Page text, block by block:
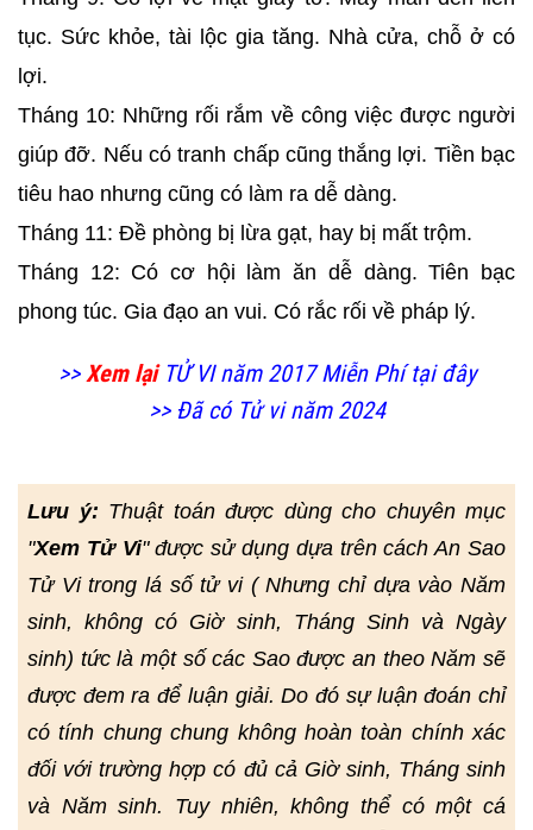
tục. Sức khỏe, tài lộc gia tăng. Nhà cửa, chỗ ở có
lợi.
Tháng 10: Những rối rắm về công việc được người
giúp đỡ. Nếu có tranh chấp cũng thắng lợi. Tiền bạc
tiêu hao nhưng cũng có làm ra dễ dàng.
Tháng 11: Đề phòng bị lừa gạt, hay bị mất trộm.
Tháng 12: Có cơ hội làm ăn dễ dàng. Tiên bạc
phong túc. Gia đạo an vui. Có rắc rối về pháp lý.
>>Xem lạiTỬ VI năm 2017 Miễn Phí tại đây
>> Đã có Tử vi năm 2024
Lưu ý: Thuật toán được dùng cho chuyên mục
"Xem Tử Vi" được sử dụng dựa trên cách An Sao
Tử Vi trong lá số tử vi ( Nhưng chỉ dựa vào Năm
sinh, không có Giờ sinh, Tháng Sinh và Ngày
sinh) tức là một số các Sao được an theo Năm sẽ
được đem ra để luận giải. Do đó sự luận đoán chỉ
có tính chung chung không hoàn toàn chính xác
đối với trường hợp có đủ cả Giờ sinh, Tháng sinh
và Năm sinh. Tuy nhiên, không thể có một cá